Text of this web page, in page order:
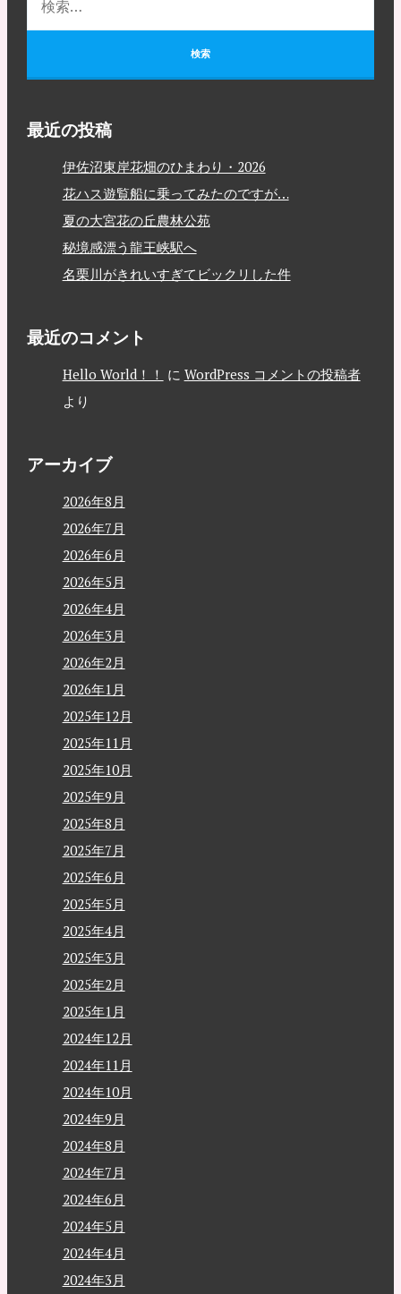
最近の投稿
伊佐沼東岸花畑のひまわり・2026
花ハス遊覧船に乗ってみたのですが…
夏の大宮花の丘農林公苑
秘境感漂う龍王峡駅へ
名栗川がきれいすぎてビックリした件
最近のコメント
Hello World！！ に WordPress コメントの投稿者
より
アーカイブ
2026年8月
2026年7月
2026年6月
2026年5月
2026年4月
2026年3月
2026年2月
2026年1月
2025年12月
2025年11月
2025年10月
2025年9月
2025年8月
2025年7月
2025年6月
2025年5月
2025年4月
2025年3月
2025年2月
2025年1月
2024年12月
2024年11月
2024年10月
2024年9月
2024年8月
2024年7月
2024年6月
2024年5月
2024年4月
2024年3月